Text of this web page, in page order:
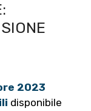
2023
disponibile